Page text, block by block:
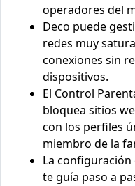
operadores del
Deco puede
redes muy
conexiones sin
dispositivos.
El Control
bloquea sitios
con los perfiles
miembro de la
La configuración
te guía paso a